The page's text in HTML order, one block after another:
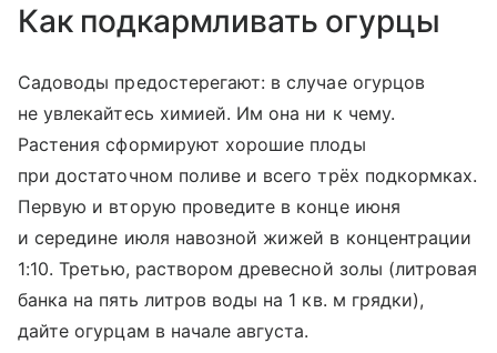
Как подкармливать огурцы
Садоводы предостерегают: в случае огурцов
не увлекайтесь химией. Им она ни к чему.
Растения сформируют хорошие плоды
при достаточном поливе и всего трёх подкормках.
Первую и вторую проведите в конце июня
и середине июля навозной жижей в концентрации
1:10. Третью, раствором древесной золы (литровая
банка на пять литров воды на 1 кв. м грядки),
дайте огурцам в начале августа.